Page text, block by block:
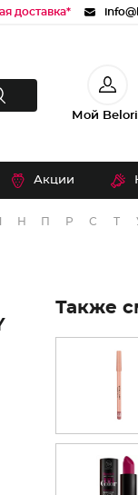
доставка*
Мой
Акции
Н П Р С Т
Также